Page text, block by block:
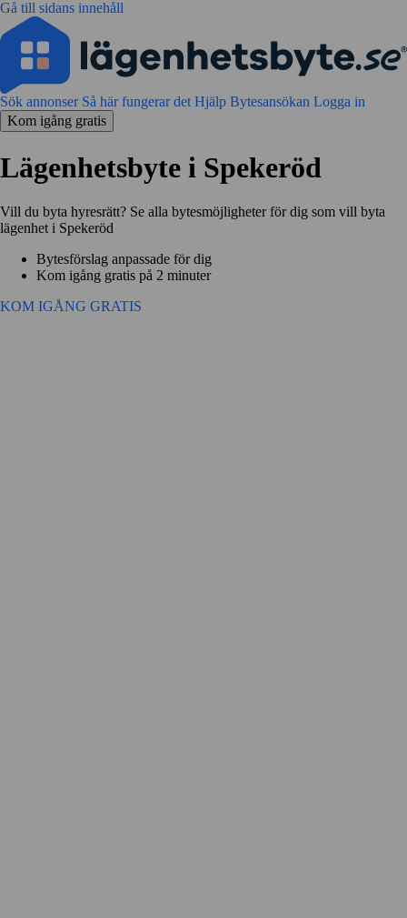
Gå till sidans innehåll
Sök annonser Så här fungerar det Hjälp Bytesansökan Logga in
Kom igång gratis
Lägenhetsbyte i Spekeröd
Vill du byta hyresrätt? Se alla bytesmöjligheter för dig som vill byta
lägenhet i Spekeröd
Bytesförslag anpassade för dig
Kom igång gratis på 2 minuter
KOM IGÅNG GRATIS